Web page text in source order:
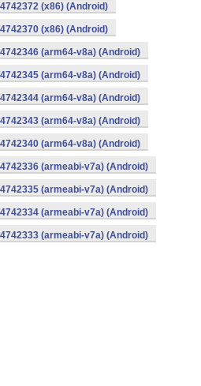
(x86) (Android)
(x86) (Android)
(arm64-v8a) (Android)
(arm64-v8a) (Android)
(arm64-v8a) (Android)
(arm64-v8a) (Android)
(arm64-v8a) (Android)
(armeabi-v7a) (Android)
(armeabi-v7a) (Android)
(armeabi-v7a) (Android)
(armeabi-v7a) (Android)